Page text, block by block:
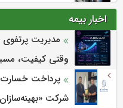
اخبار بیمه
مدیریت پرتفوی
وقتی کیفیت،
شرکت